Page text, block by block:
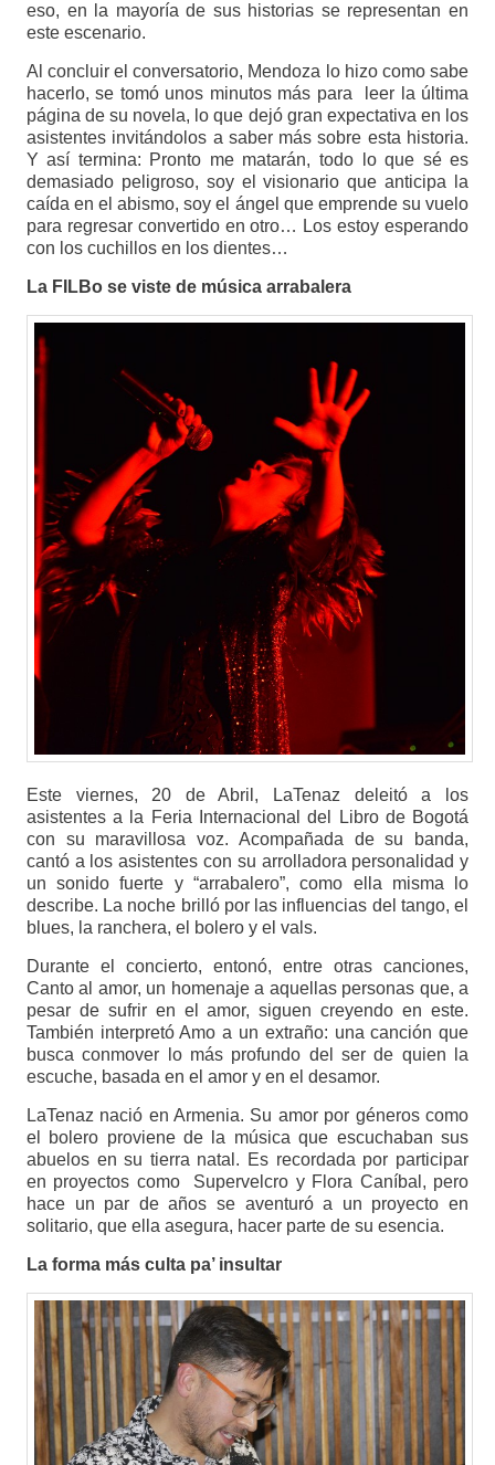
eso, en la mayoría de sus historias se representan en
este escenario.
Al concluir el conversatorio, Mendoza lo hizo como sabe
hacerlo, se tomó unos minutos más para leer la última
página de su novela, lo que dejó gran expectativa en los
asistentes invitándolos a saber más sobre esta historia.
Y así termina: Pronto me matarán, todo lo que sé es
demasiado peligroso, soy el visionario que anticipa la
caída en el abismo, soy el ángel que emprende su vuelo
para regresar convertido en otro… Los estoy esperando
con los cuchillos en los dientes…
La FILBo se viste de música arrabalera
Este viernes, 20 de Abril, LaTenaz deleitó a los
asistentes a la Feria Internacional del Libro de Bogotá
con su maravillosa voz. Acompañada de su banda,
cantó a los asistentes con su arrolladora personalidad y
un sonido fuerte y “arrabalero”, como ella misma lo
describe. La noche brilló por las influencias del tango, el
blues, la ranchera, el bolero y el vals.
Durante el concierto, entonó, entre otras canciones,
Canto al amor, un homenaje a aquellas personas que, a
pesar de sufrir en el amor, siguen creyendo en este.
También interpretó Amo a un extraño: una canción que
busca conmover lo más profundo del ser de quien la
escuche, basada en el amor y en el desamor.
LaTenaz nació en Armenia. Su amor por géneros como
el bolero proviene de la música que escuchaban sus
abuelos en su tierra natal. Es recordada por participar
en proyectos como Supervelcro y Flora Caníbal, pero
hace un par de años se aventuró a un proyecto en
solitario, que ella asegura, hacer parte de su esencia.
La forma más culta pa’ insultar